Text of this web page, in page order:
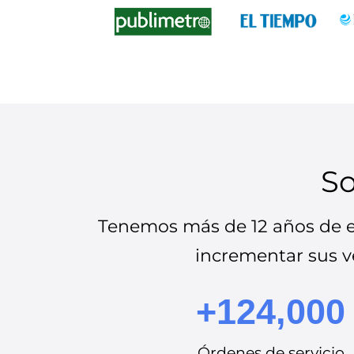
Tenemos más de 12 años
incrementar sus
+124,000